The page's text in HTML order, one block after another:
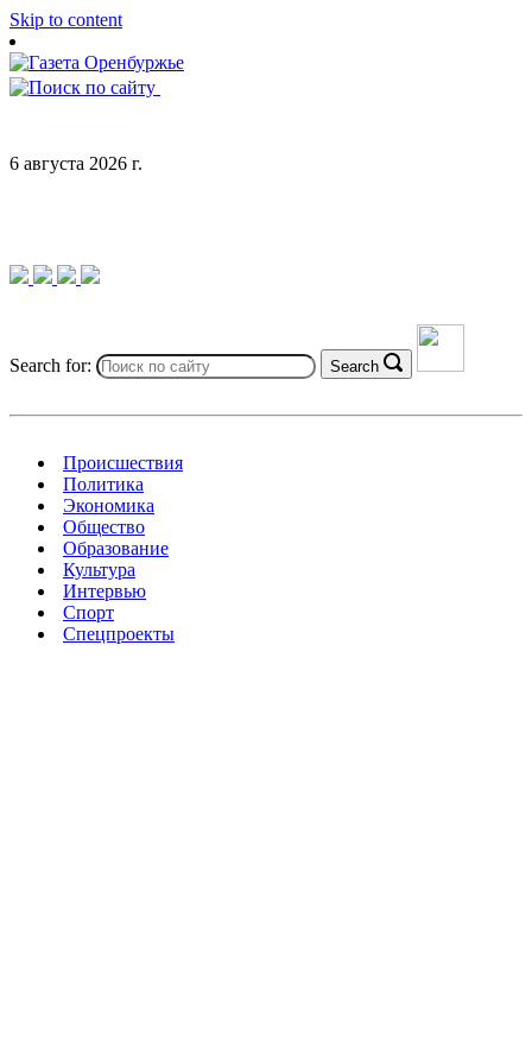
Skip to content
6 августа 2026 г.
Search for: Search
Происшествия
Политика
Экономика
Общество
Образование
Культура
Интервью
Спорт
Спецпроекты